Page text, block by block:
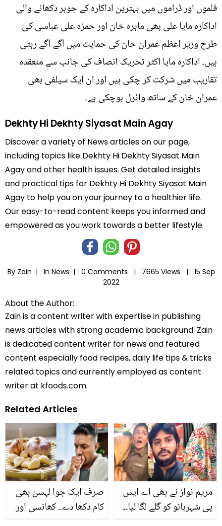
فلموں اور ڈراموں میں بہترین اداکارہ کے جوہر دکھانے والی
اداکارہ مایا علی بھی ماہرہ خان اور حمزہ علی عباسی کی
طرح وزیر اعظم عمران خان کی حمایت میں آگے آگے رہتی
ہیں۔ اداکارہ مایا اکثر تحریک انصاف کی جانب سے منعقدہ
تقاریب میں شرکت کر چکی ہیں اور ان ایک سیلفی بھی
عمران خان کے ساتھ وائرل ہوچکی ہے۔
Dekhty Hi Dekhty Siyasat Main Agay
Discover a variety of News articles on our page,
including topics like Dekhty Hi Dekhty Siyasat Main
Agay and other health issues. Get detailed insights
and practical tips for Dekhty Hi Dekhty Siyasat Main
Agay to help you on your journey to a healthier life.
Our easy-to-read content keeps you informed and
empowered as you work towards a better lifestyle.
By Zain | In News | 0 Comments | 7665 Views |
15 Sep
2022
About the Author:
Zain is a content writer with expertise in publishing
news articles with strong academic background. Zain
is dedicated content writer for news and featured
content especially food recipes, daily life tips & tricks
related topics and currently employed as content
writer at kfoods.com.
Related Articles
صرف ایک جوا لہسن بھی
کام دکھا دے.. کھانسی اور
مریم نواز نے بھی اے ایس
پی شہربانو کو گلے لگا لیا۔۔